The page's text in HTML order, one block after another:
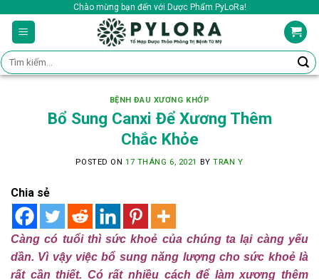
content
Chào mừng bạn đến với Dược Phẩm PyLoRa!
Tìm
kiếm:
BỆNH ĐAU XƯƠNG KHỚP
Bổ Sung Canxi Để Xương Thêm
Chắc Khỏe
POSTED ON 17 THÁNG 6, 2021 BYTRAN Y
Chia sẻ
Càng có tuổi thì sức khoẻ của chúng ta lại càng yếu
dần. Vì vậy việc bổ sung năng lượng cho sức khoẻ là
rất cần thiết. Có rất nhiều cách để làm xương thêm